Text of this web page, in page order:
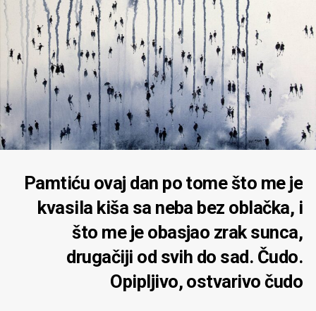
Pamtiću ovaj dan po tome što me je
kvasila kiša sa neba bez oblačka, i
što me je obasjao zrak sunca,
drugačiji od svih do sad. Čudo.
Opipljivo, ostvarivo čudo